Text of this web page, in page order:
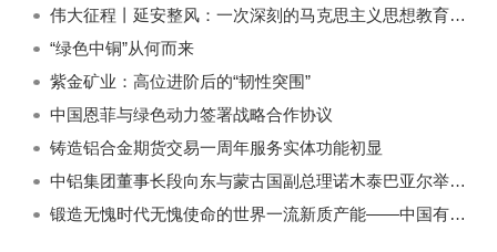
伟大征程丨延安整风：一次深刻的马克思主义思想教育运动
“绿色中铜”从何而来
紫金矿业：高位进阶后的“韧性突围”
中国恩菲与绿色动力签署战略合作协议
铸造铝合金期货交易一周年服务实体功能初显
中铝集团董事长段向东与蒙古国副总理诺木泰巴亚尔举行会谈
锻造无愧时代无愧使命的世界一流新质产能——中国有色金属工业的战略应对与破局之道（二）